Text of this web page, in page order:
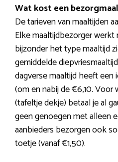
Wat kost een
De tarieven van maaltijden
Elke maaltijdbezorger
bijzonder het type maaltijd
gemiddelde
dagverse maaltijd heeft
(om en nabij de €6,10. Voor
(tafeltje dekje) betaal je al
geen genoegen met alleen
aanbieders bezorgen ook
toetje (vanaf €1,50).